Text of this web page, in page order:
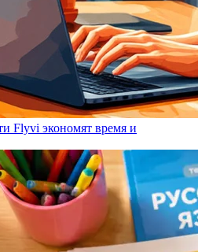
Flyvi экономят время и